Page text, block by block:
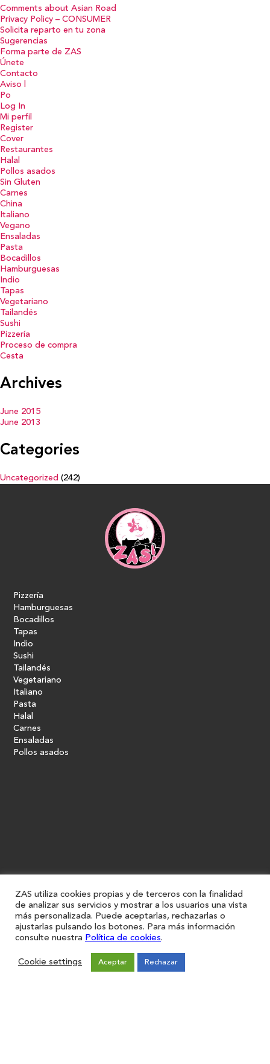
Comments about Asian Road
Privacy Policy – CONSUMER
Solicita reparto en tu zona
Sugerencias
Forma parte de ZAS
Únete
Contacto
Aviso l
Po
Log In
Mi perfil
Register
Cover
Restaurantes
Halal
Pollos asados
Sin Gluten
Carnes
China
Italiano
Vegano
Ensaladas
Pasta
Bocadillos
Hamburguesas
Indio
Tapas
Vegetariano
Tailandés
Sushi
Pizzería
Proceso de compra
Cesta
Archives
June 2015
June 2013
Categories
Uncategorized (242)
Pizzería
Hamburguesas
Bocadillos
Tapas
Indio
Sushi
Tailandés
Vegetariano
Italiano
Pasta
Halal
Carnes
Ensaladas
Pollos asados
ZAS utiliza cookies propias y de terceros con la finalidad
de analizar sus servicios y mostrar a los usuarios una vista
más personalizada. Puede aceptarlas, rechazarlas o
ajustarlas pulsando los botones. Para más información
consulte nuestra Política de cookies.
Cookie settings Aceptar Rechazar